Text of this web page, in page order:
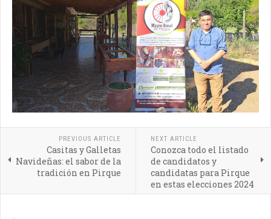
PREVIOUS ARTICLE
Casitas y Galletas
Navideñas: el sabor de la
tradición en Pirque
NEXT ARTICLE
Conozca todo el listado
de candidatos y
candidatas para Pirque
en estas elecciones 2024